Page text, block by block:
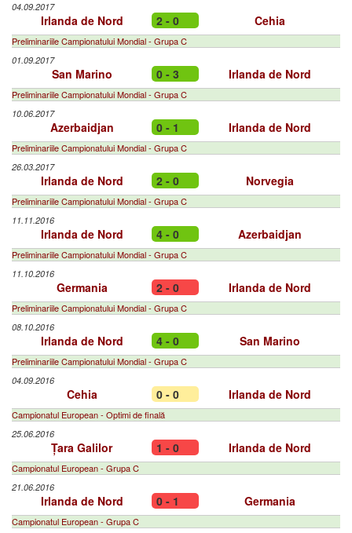
04.09.2017
Irlanda de Nord 2 - 0 Cehia
Preliminariile Campionatului Mondial - Grupa C
01.09.2017
San Marino 0 - 3 Irlanda de Nord
Preliminariile Campionatului Mondial - Grupa C
10.06.2017
Azerbaidjan 0 - 1 Irlanda de Nord
Preliminariile Campionatului Mondial - Grupa C
26.03.2017
Irlanda de Nord 2 - 0 Norvegia
Preliminariile Campionatului Mondial - Grupa C
11.11.2016
Irlanda de Nord 4 - 0 Azerbaidjan
Preliminariile Campionatului Mondial - Grupa C
11.10.2016
Germania 2 - 0 Irlanda de Nord
Preliminariile Campionatului Mondial - Grupa C
08.10.2016
Irlanda de Nord 4 - 0 San Marino
Preliminariile Campionatului Mondial - Grupa C
04.09.2016
Cehia 0 - 0 Irlanda de Nord
Campionatul European - Optimi de finală
25.06.2016
Țara Galilor 1 - 0 Irlanda de Nord
Campionatul European - Grupa C
21.06.2016
Irlanda de Nord 0 - 1 Germania
Campionatul European - Grupa C